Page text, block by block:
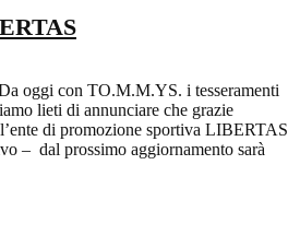
oggi con TO.M.M.YS. i tesseramenti
lieti di annunciare che grazie
di promozione sportiva LIBERTAS
– dal prossimo aggiornamento sarà